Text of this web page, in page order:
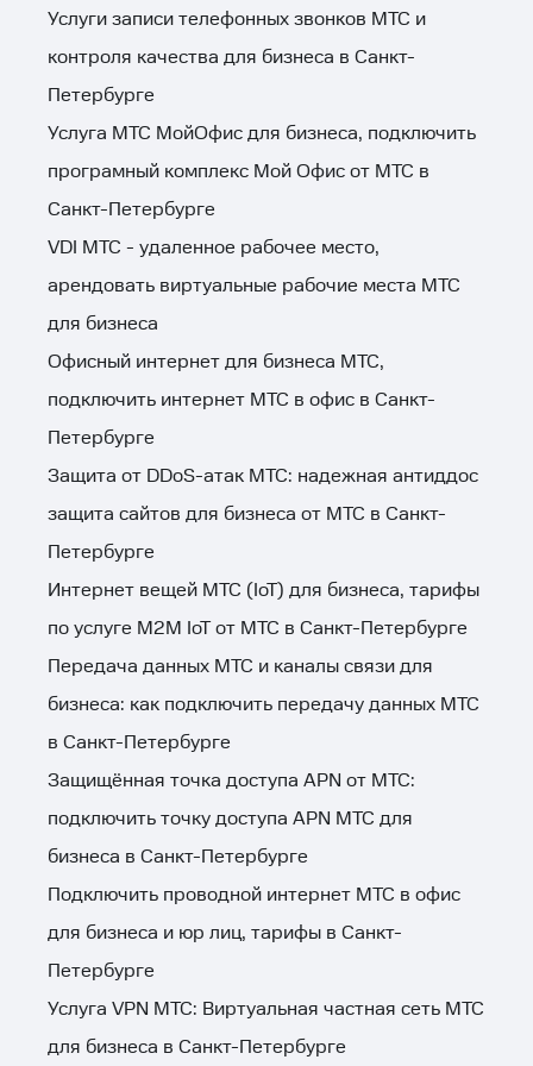
Услуги записи телефонных звонков МТС и
контроля качества для бизнеса в Санкт-
Петербурге
Услуга МТС МойОфис для бизнеса, подключить
програмный комплекс Мой Офис от МТС в
Санкт-Петербурге
VDI МТС - удаленное рабочее место,
арендовать виртуальные рабочие места МТС
для бизнеса
Офисный интернет для бизнеса МТС,
подключить интернет МТС в офис в Санкт-
Петербурге
Защита от DDoS-атак МТС: надежная антиддос
защита сайтов для бизнеса от МТС в Санкт-
Петербурге
Интернет вещей МТС (IoT) для бизнеса, тарифы
по услуге M2M IoT от МТС в Санкт-Петербурге
Передача данных МТС и каналы связи для
бизнеса: как подключить передачу данных МТС
в Санкт-Петербурге
Защищённая точка доступа APN от МТС:
подключить точку доступа APN МТС для
бизнеса в Санкт-Петербурге
Подключить проводной интернет МТС в офис
для бизнеса и юр лиц, тарифы в Санкт-
Петербурге
Услуга VPN МТС: Виртуальная частная сеть МТС
для бизнеса в Санкт-Петербурге